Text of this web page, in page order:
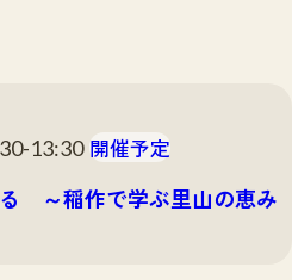
13:30 開催予定
～稲作で学ぶ里山の恵み